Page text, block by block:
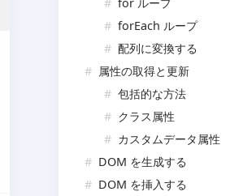
forEach ループ
配列に変換する
属性の取得と更新
包括的な方法
クラス属性
カスタムデータ属性
DOM を生成する
DOM を挿入する